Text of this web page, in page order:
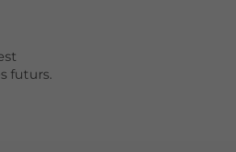
futurs.